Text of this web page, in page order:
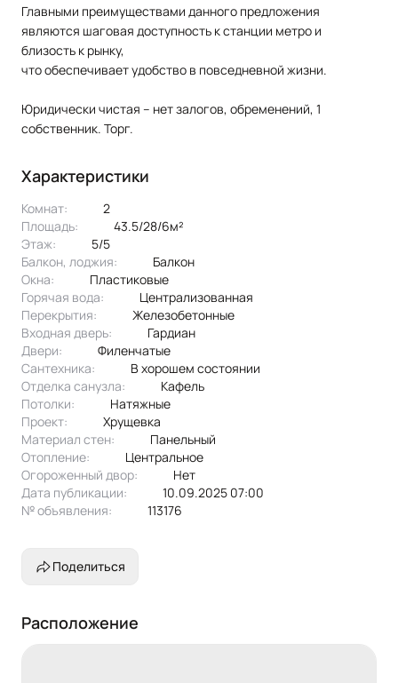
Главными пpeимуществaми данного предложения
являются шаговая доступность к станции метро и
близость к рынку,
что обеспечивает удобство в повседневной жизни.
Юридически чистая – нет залогов, обременений, 1
собственник. Торг.
Характеристики
Комнат:
2
Площадь:
43.5/28/6м²
Этаж:
5/5
Балкон, лоджия:
балкон
Окна:
пластиковые
Горячая вода:
централизованная
Перекрытия:
железобетонные
Входная дверь:
Гардиан
Двери:
филенчатые
Сантехника:
в хорошем состоянии
Отделка санузла:
кафель
Потолки:
натяжные
Проект:
хрущевка
Материал стен:
Панельный
Отопление:
центральное
Огороженный двор:
Нет
Дата публикации:
10.09.2025 07:00
№ объявления:
113176
Поделиться
Расположение